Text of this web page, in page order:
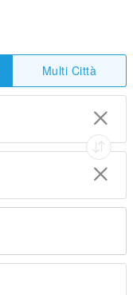
Multi Città